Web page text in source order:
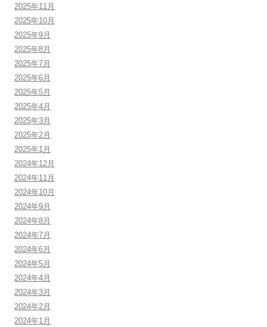
2025年11月
2025年10月
2025年9月
2025年8月
2025年7月
2025年6月
2025年5月
2025年4月
2025年3月
2025年2月
2025年1月
2024年12月
2024年11月
2024年10月
2024年9月
2024年8月
2024年7月
2024年6月
2024年5月
2024年4月
2024年3月
2024年2月
2024年1月